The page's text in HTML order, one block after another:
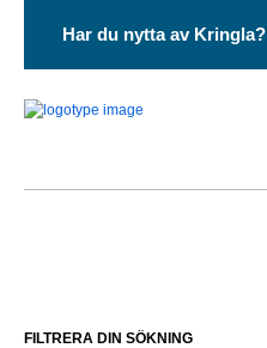
Har du nytta av Kringla?
FILTRERA DIN SÖKNING